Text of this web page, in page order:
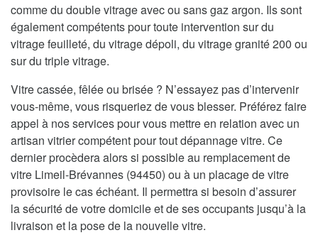
comme du double vitrage avec ou sans gaz argon. Ils sont
également compétents pour toute intervention sur du
vitrage feuilleté, du vitrage dépoli, du vitrage granité 200 ou
sur du triple vitrage.
Vitre cassée, fêlée ou brisée ? N’essayez pas d’intervenir
vous-même, vous risqueriez de vous blesser. Préférez faire
appel à nos services pour vous mettre en relation avec un
artisan vitrier compétent pour tout dépannage vitre. Ce
dernier procèdera alors si possible au remplacement de
vitre Limeil-Brévannes (94450) ou à un placage de vitre
provisoire le cas échéant. Il permettra si besoin d’assurer
la sécurité de votre domicile et de ses occupants jusqu’à la
livraison et la pose de la nouvelle vitre.